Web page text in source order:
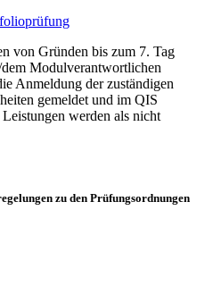
von Gründen bis zum 7. Tag
Modulverantwortlichen
Anmeldung der zuständigen
gemeldet und im QIS
werden als nicht
zu den Prüfungsordnungen